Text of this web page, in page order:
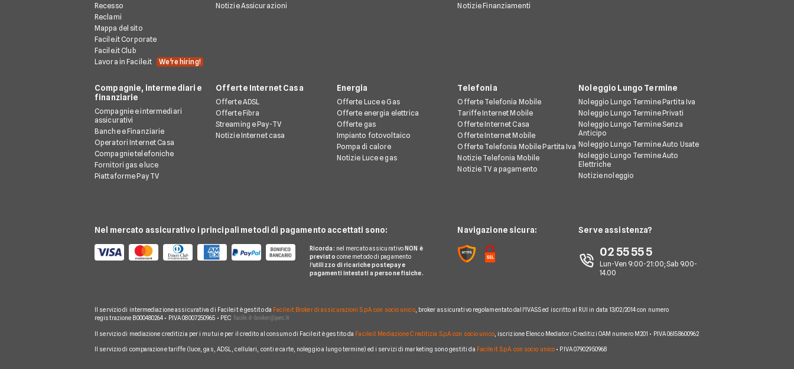
Recesso
Reclami
Mappa del sito
Facile.it Corporate
Facile.it Club
Lavora in Facile.it
We're hiring!
Notizie Assicurazioni
Notizie Finanziamenti
Compagnie, intermediari e
finanziarie
Compagnie e intermediari
assicurativi
Banche e Finanziarie
Operatori Internet Casa
Compagnie telefoniche
Fornitori gas e luce
Piattaforme Pay TV
Offerte Internet Casa
Offerte ADSL
Offerte Fibra
Streaming e Pay-TV
Notizie Internet casa
Energia
Offerte Luce e Gas
Offerte energia elettrica
Offerte gas
Impianto fotovoltaico
Pompa di calore
Notizie Luce e gas
Telefonia
Offerte Telefonia Mobile
Tariffe Internet Mobile
Offerte Internet Casa
Offerte Internet Mobile
Offerte Telefonia Mobile Partita Iva
Notizie Telefonia Mobile
Notizie TV a pagamento
Noleggio Lungo Termine
Noleggio Lungo Termine Partita Iva
Noleggio Lungo Termine Privati
Noleggio Lungo Termine Senza
Anticipo
Noleggio Lungo Termine Auto Usate
Noleggio Lungo Termine Auto
Elettriche
Notizie noleggio
Nel mercato assicurativo i principali metodi di pagamento accettati sono:
Ricorda: nel mercato assicurativoNON è
previsto come metodo di pagamento
l'utilizzo di ricariche postepay e
pagamenti intestati a persone fisiche.
Navigazione sicura: Serve assistenza?
02 55 55 5
Lun-Ven 9:00-21:00; Sab 9.00-
14.00
Il servizio di intermediazione assicurativa di Facile.it è gestito da Facile.it Broker di assicurazioni S.p.A. con socio unico, broker assicurativo regolamentato dall'IVASS ed iscritto al RUI in data 13/02/2014 con numero
registrazione B000480264 • P.IVA 08007250965 • PEC
Il servizio di mediazione creditizia per i mutui e per il credito al consumo di Facile.it è gestito da Facile.it Mediazione Creditizia S.p.A. con socio unico, iscrizione Elenco Mediatori Creditizi OAM numero M201 • P.IVA 06158600962
Il servizio di comparazione tariffe (luce, gas, ADSL, cellulari, conti e carte, noleggio a lungo termine) ed i servizi di marketing sono gestiti da Facile.it S.p.A. con socio unico • P.IVA 07902950968